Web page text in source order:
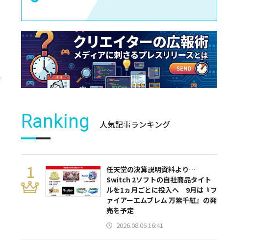
Ranking 人気記事ランキング
任天堂の決算説明資料より…
Switch 2ソフトの自社商品タイト
ルを1ヵ月ごとに投入へ 9月は『フ
ァイアーエムブレム 万紫千紅』の発
売を予定
2026.08.06 16:41